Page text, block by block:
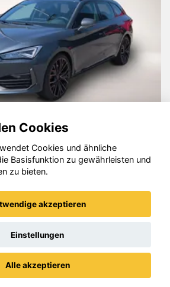
GmbH 2020 - 2026
Cookies
Cookies und ähnliche
Basisfunktion zu gewährleisten und
zu bieten.
akzeptieren
Einstellungen
Alle akzeptieren